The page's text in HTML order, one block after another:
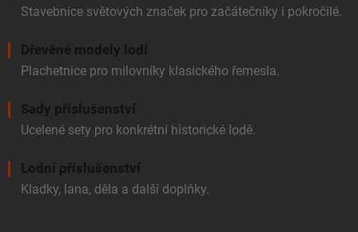
Stavebnice světových značek pro začátečníky i pokročilé.
Dřevěné modely lodí
Plachetnice pro milovníky klasického řemesla.
Sady příslušenství
Ucelené sety pro konkrétní historické lodě.
Lodní příslušenství
Kladky, lana, děla a další doplňky.